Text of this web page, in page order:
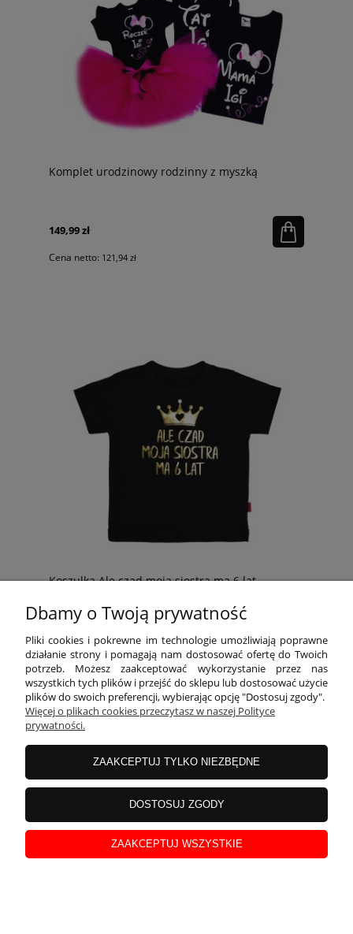
Komplet urodzinowy rodzinny z myszką
149,99 zł
Cena netto: 121,94 zł
Koszulka Ale czad moja siostra ma 6 lat
39,99 zł
Cena netto:32,51 zł
Dbamy o Twoją prywatność
Pliki cookies i pokrewne im technologie umożliwiają poprawne
działanie strony i pomagają nam dostosować ofertę do Twoich
potrzeb. Możesz zaakceptować wykorzystanie przez nas
wszystkich tych plików i przejść do sklepu lub dostosować użycie
plików do swoich preferencji, wybierając opcję "Dostosuj zgody".
Więcej o plikach cookies przeczytasz w naszej Polityce
prywatności.
ZAAKCEPTUJ TYLKO NIEZBĘDNE
DOSTOSUJ ZGODY
ZAAKCEPTUJ WSZYSTKIE